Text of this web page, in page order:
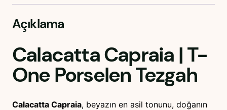
Açıklama
Calacatta Capraia |T-
OnePorselen Tezgah
Calacatta Capraia, beyazın en asil tonunu, doğanın